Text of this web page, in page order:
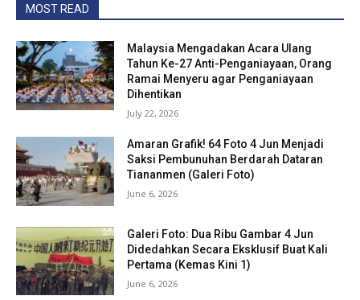
MOST READ
Malaysia Mengadakan Acara Ulang
Tahun Ke-27 Anti-Penganiayaan, Orang
Ramai Menyeru agar Penganiayaan
Dihentikan
July 22, 2026
Amaran Grafik! 64 Foto 4 Jun Menjadi
Saksi Pembunuhan Berdarah Dataran
Tiananmen (Galeri Foto)
June 6, 2026
Galeri Foto: Dua Ribu Gambar 4 Jun
Didedahkan Secara Eksklusif Buat Kali
Pertama (Kemas Kini 1)
June 6, 2026